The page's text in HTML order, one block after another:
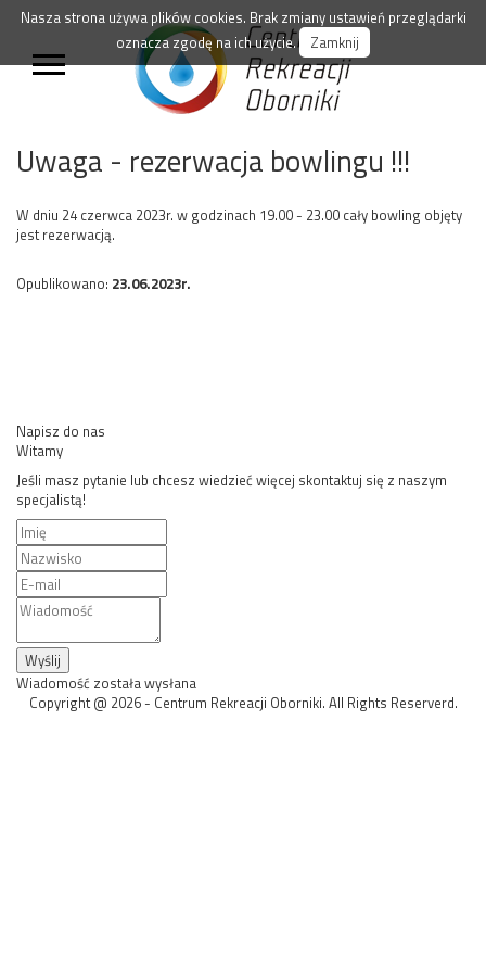
Nasza strona używa plików cookies. Brak zmiany ustawień przeglądarki
oznacza zgodę na ich użycie. Zamknij
Uwaga - rezerwacja bowlingu !!!
W dniu 24 czerwca 2023r. w godzinach 19.00 - 23.00 cały bowling objęty
jest rezerwacją.
Opublikowano: 23.06.2023r.
Napisz do nas
Witamy
Jeśli masz pytanie lub chcesz wiedzieć więcej skontaktuj się z naszym
specjalistą!
Wyślij
Wiadomość została wysłana
Copyright @ 2026 - Centrum Rekreacji Oborniki. All Rights Reserverd.